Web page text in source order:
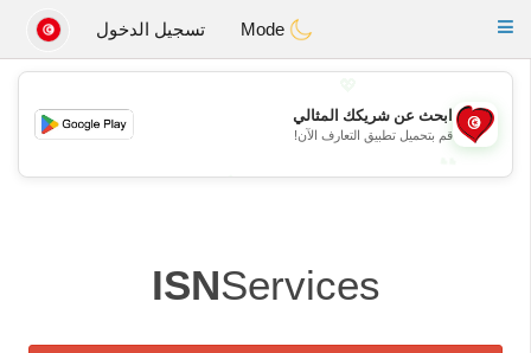
Tunisia Dating
Toggle
تسجيل الدخول
💖
💕
ابحث عن شريكك المثالي
قم بتحميل تطبيق التعارف الآن!
ISNServices